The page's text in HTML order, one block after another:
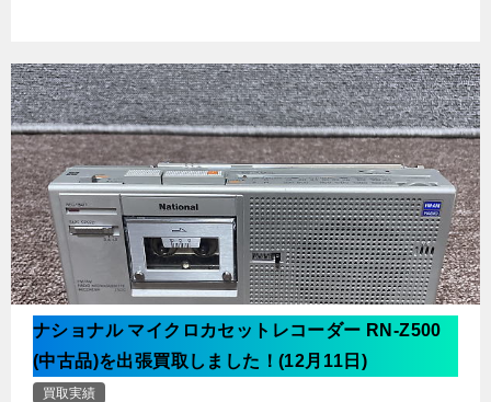
ナショナル マイクロカセットレコーダー RN-Z500
(中古品)を出張買取しました！(12月11日)
買取実績